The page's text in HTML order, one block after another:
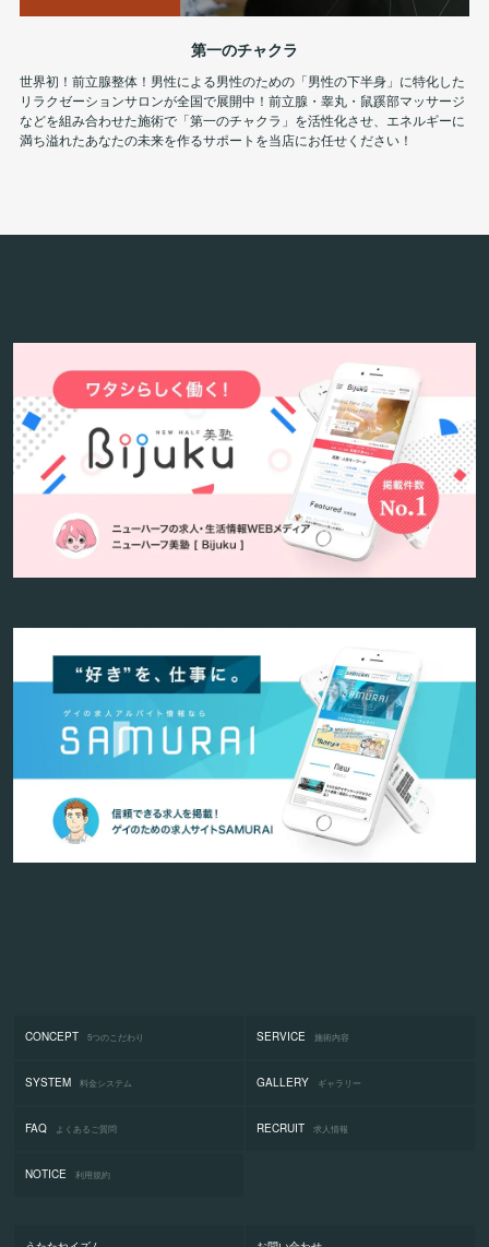
第一のチャクラ
世界初！前立腺整体！男性による男性のための「男性の下半身」に特化した
リラクゼーションサロンが全国で展開中！前立腺・睾丸・鼠蹊部マッサージ
などを組み合わせた施術で「第一のチャクラ」を活性化させ、エネルギーに
満ち溢れたあなたの未来を作るサポートを当店にお任せください！
CONCEPT 5つのこだわり SERVICE 施術内容
SYSTEM 料金システム GALLERY ギャラリー
FAQ よくあるご質問 RECRUIT 求人情報
NOTICE 利用規約